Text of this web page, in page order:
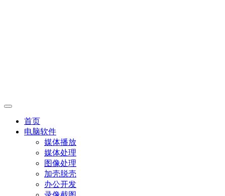
首页
电脑软件
媒体播放
媒体处理
图像处理
加壳脱壳
办公开发